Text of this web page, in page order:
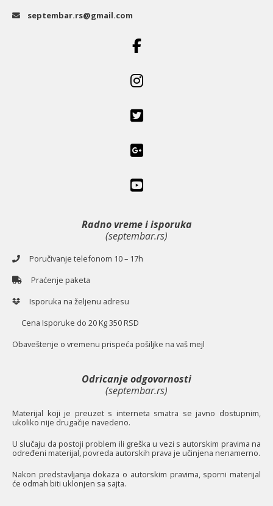
septembar.rs@gmail.com
Radno vreme i isporuka
(septembar.rs)
Poručivanje telefonom 10 – 17h
Praćenje paketa
Isporuka na željenu adresu
Cena Isporuke do 20 Kg 350 RSD
Obaveštenje o vremenu prispeća pošiljke na vaš mejl
Odricanje odgovornosti
(septembar.rs)
Materijal koji je preuzet s interneta smatra se javno dostupnim,
ukoliko nije drugačije navedeno.
U slučaju da postoji problem ili greška u vezi s autorskim pravima na
određeni materijal, povreda autorskih prava je učinjena nenamerno.
Nakon predstavljanja dokaza o autorskim pravima, sporni materijal
će odmah biti uklonjen sa sajta.